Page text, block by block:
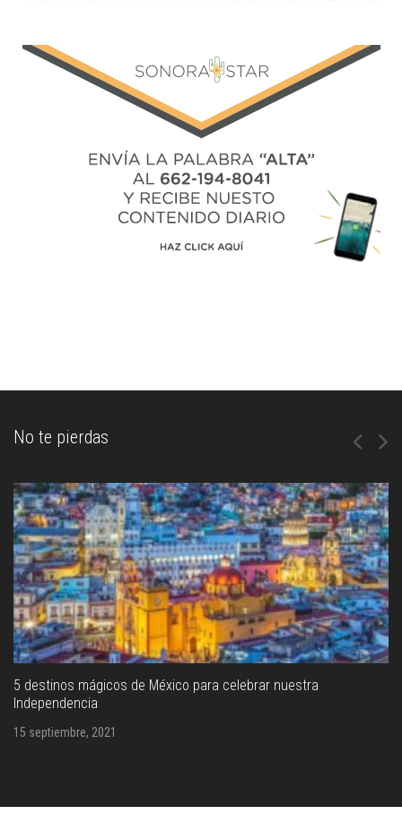
No te pierdas
Historia de la palanqueta, un postre muy mexicano